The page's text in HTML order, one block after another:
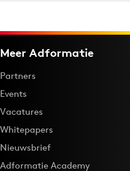
Meer Adformatie
Partners
Events
Vacatures
Whitepapers
Nieuwsbrief
Adformatie Academy